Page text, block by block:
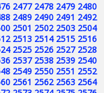
2477 2478 2479 2480
2489 2490 2491 2492
2501 2502 2503 2504
2513 2514 2515 2516
2525 2526 2527 2528
2537 2538 2539 2540
2549 2550 2551 2552
2561 2562 2563 2564